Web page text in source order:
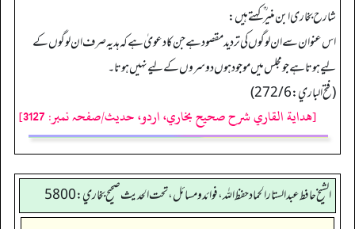
شارح بخاری ابن منیر ؒ کہتے ہیں:
اس عنوان سے ان لوگوں کی تردید مقصود ہے جن کا دعویٰ ہے کہ ہدیہ صرف ان لوگوں کے
لیے ہوتا ہے جو مجلس میں موجود ہوں دوسروں کے لیے نہیں ہوتا۔
(فتح الباري: 272/6)
[هداية القاري شرح صحيح بخاري، اردو، حدیث/صفحہ نمبر: 3127]
الشيخ حافط عبدالستار الحماد حفظ الله، فوائد و مسائل، تحت الحديث صحيح بخاري:5800